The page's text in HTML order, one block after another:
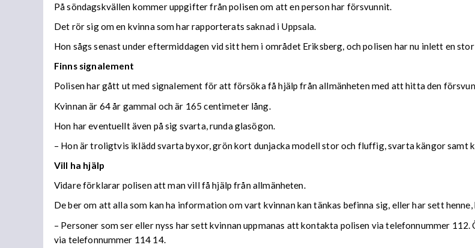
På söndagskvällen kommer uppgifter från polisen om att en person har försvunnit.
Det rör sig om en kvinna som har rapporterats saknad i Uppsala.
Hon sågs senast under eftermiddagen vid sitt hem i området Eriksberg, och polisen har nu inlett en
Finns signalement
Polisen har gått ut med signalement för att försöka få hjälp från allmänheten med att hitta den
Kvinnan är 64 år gammal och är 165 centimeter lång.
Hon har eventuellt även på sig svarta, runda glasögon.
– Hon är troligtvis iklädd svarta byxor, grön kort dunjacka modell stor och fluffig, svarta kängor samt
Vill ha hjälp
Vidare förklarar polisen att man vill få hjälp från allmänheten.
De ber om att alla som kan ha information om vart kvinnan kan tänkas befinna sig, eller har sett
– Personer som ser eller nyss har sett kvinnan uppmanas att kontakta polisen via telefonnummer
via telefonnummer 114 14.